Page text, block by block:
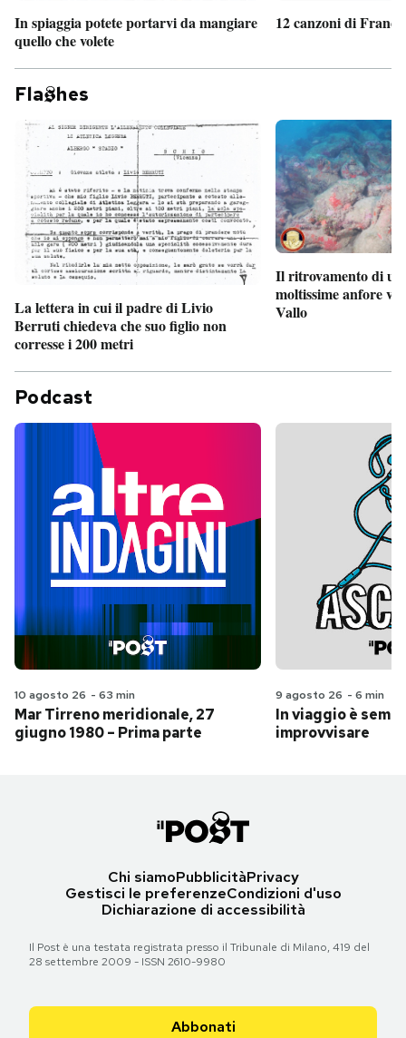
In spiaggia potete portarvi da mangiare
quello che volete
12 canzoni di
Fla hes
La lettera in cui il padre di Livio
Berruti chiedeva che suo figlio non
corresse i 200 metri
Il ritrovamento di
moltissime anfore
Vallo
Podcast
10 agosto 26 - 63 min
Mar Tirreno meridionale, 27
giugno 1980 – Prima parte
9 agosto 26 - 6 min
In viaggio è
improvvisare
Chi siamoPubblicitàPrivacy
Gestisci le preferenzeCondizioni d'uso
Dichiarazione di accessibilità
Il Post è una testata registrata presso il Tribunale di Milano, 419 del
28 settembre 2009 - ISSN 2610-9980
Abbonati